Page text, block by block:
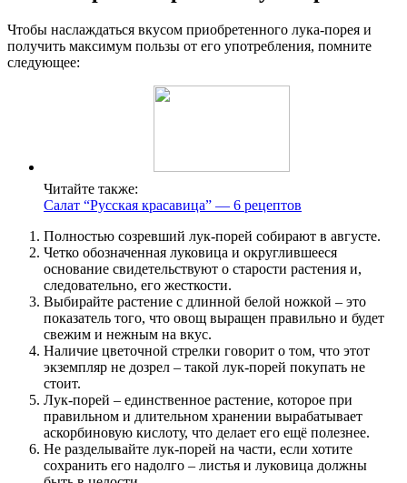
Чтобы наслаждаться вкусом приобретенного лука-порея и
получить максимум пользы от его употребления, помните
следующее:
Читайте также:
Салат “Русская красавица” — 6 рецептов
Полностью созревший лук-порей собирают в августе.
Четко обозначенная луковица и округлившееся
основание свидетельствуют о старости растения и,
следовательно, его жесткости.
Выбирайте растение с длинной белой ножкой ‒ это
показатель того, что овощ выращен правильно и будет
свежим и нежным на вкус.
Наличие цветочной стрелки говорит о том, что этот
экземпляр не дозрел ‒ такой лук-порей покупать не
стоит.
Лук-порей ‒ единственное растение, которое при
правильном и длительном хранении вырабатывает
аскорбиновую кислоту, что делает его ещё полезнее.
Не разделывайте лук-порей на части, если хотите
сохранить его надолго ‒ листья и луковица должны